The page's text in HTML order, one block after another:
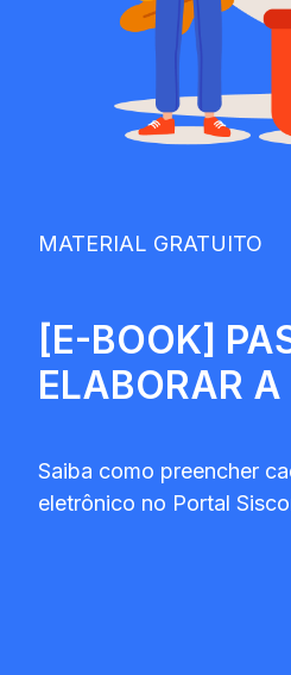
MATERIAL GRATUITO
[E-BOOK]
ELABORAR A
Saiba como preencher
eletrônico no Portal